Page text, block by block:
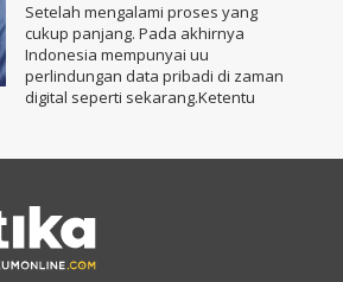
Setelah mengalami proses yang
cukup panjang. Pada akhirnya
Indonesia mempunyai uu
perlindungan data pribadi di zaman
digital seperti sekarang.Ketentu